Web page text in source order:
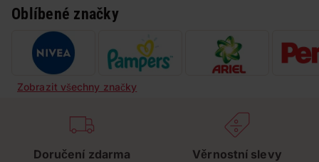
Oblíbené značky
Zobrazit všechny značky
Doručení zdarma Věrnostní slevy